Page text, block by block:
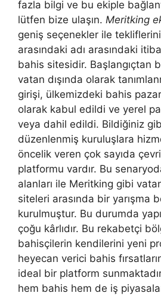
fazla bilgi ve bu ekiple
lütfen bize ulaşın. Meritking
geniş seçenekler ile
arasındaki adı arasındaki
bahis sitesidir. Başlangıçtan
vatan dışında olarak
girişi, ülkemizdeki bahis
olarak kabul edildi ve yerel
veya dahil edildi. Bildiğiniz
düzenlenmiş kuruluşlara
öncelik veren çok sayıda
platformu vardır. Bu
alanları ile Meritking gibi
siteleri arasında bir yarışma
kurulmuştur. Bu durumda
çoğu kârlıdır. Bu rekabetçi
bahisçilerin kendilerini yeni
heyecan verici bahis
ideal bir platform
hem bahis hem de iş